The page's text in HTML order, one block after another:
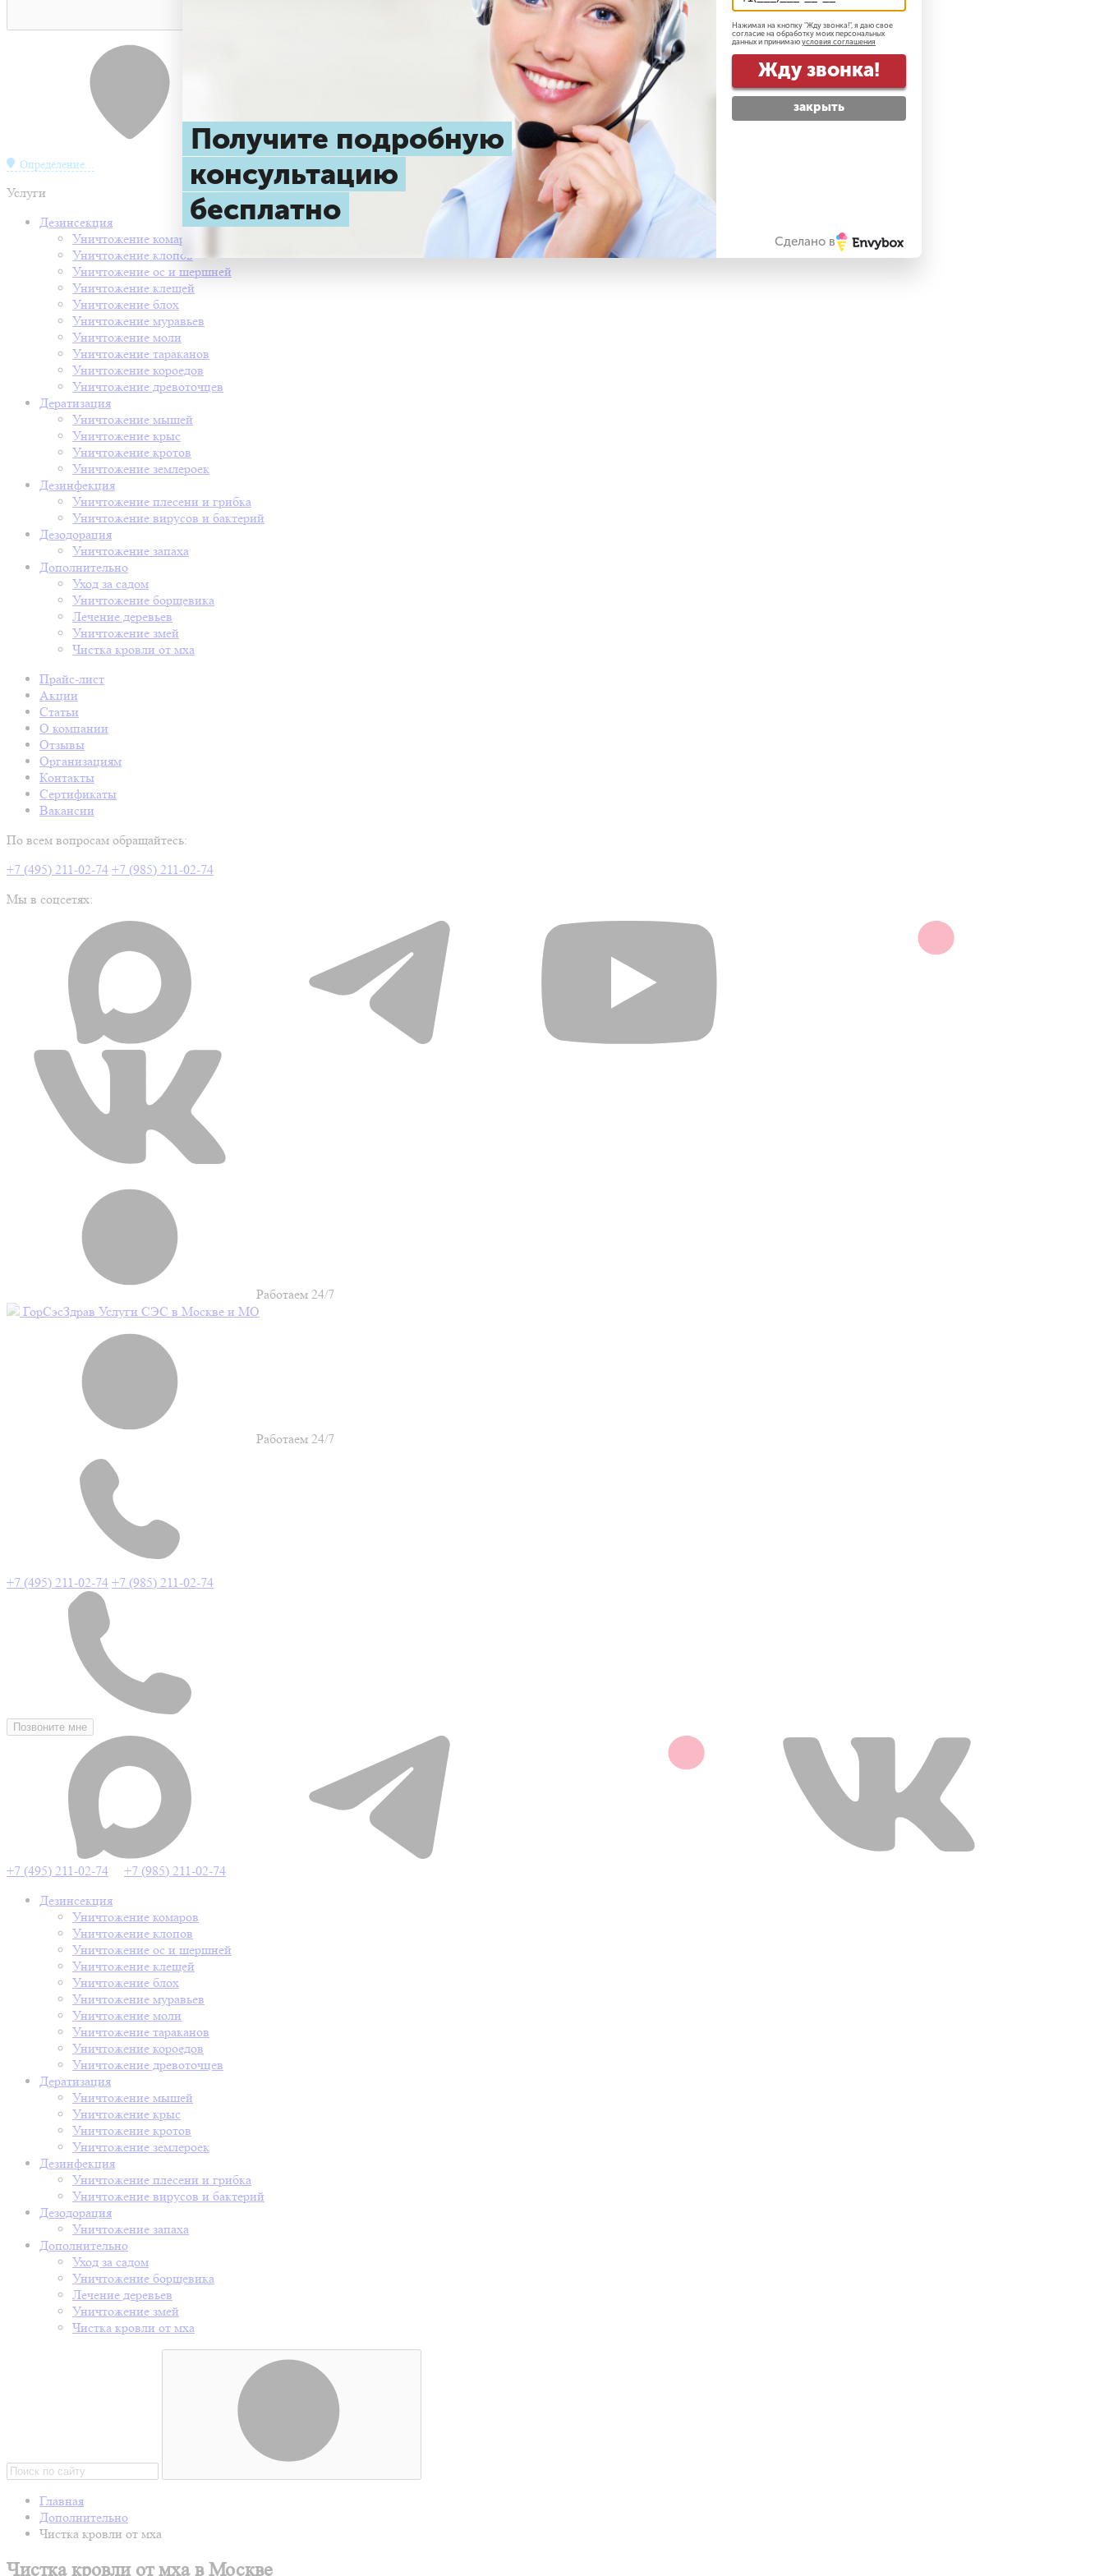
Определение...
Услуги
Дезинсекция
Уничтожение комаров
Уничтожение клопов
Уничтожение ос и шершней
Уничтожение клещей
Уничтожение блох
Уничтожение муравьев
Уничтожение моли
Уничтожение тараканов
Уничтожение короедов
Уничтожение древоточцев
Дератизация
Уничтожение мышей
Уничтожение крыс
Уничтожение кротов
Уничтожение землероек
Дезинфекция
Уничтожение плесени и грибка
Уничтожение вирусов и бактерий
Дезодорация
Уничтожение запаха
Дополнительно
Уход за садом
Уничтожение борщевика
Лечение деревьев
Уничтожение змей
Чистка кровли от мха
Прайс-лист
Акции
Статьи
О компании
Отзывы
Организациям
Контакты
Сертификаты
Вакансии
По всем вопросам обращайтесь:
+7 (495) 211-02-74 +7 (985) 211-02-74
Мы в соцсетях:
Работаем 24/7
ГорСэсЗдрав Услуги СЭС в Москве и МО
Работаем 24/7
+7 (495) 211-02-74 +7 (985) 211-02-74
Позвоните мне
+7 (495) 211-02-74
+7 (985) 211-02-74
Дезинсекция
Уничтожение комаров
Уничтожение клопов
Уничтожение ос и шершней
Уничтожение клещей
Уничтожение блох
Уничтожение муравьев
Уничтожение моли
Уничтожение тараканов
Уничтожение короедов
Уничтожение древоточцев
Дератизация
Уничтожение мышей
Уничтожение крыс
Уничтожение кротов
Уничтожение землероек
Дезинфекция
Уничтожение плесени и грибка
Уничтожение вирусов и бактерий
Дезодорация
Уничтожение запаха
Дополнительно
Уход за садом
Уничтожение борщевика
Лечение деревьев
Уничтожение змей
Чистка кровли от мха
Главная
Дополнительно
Чистка кровли от мха
Чистка кровли от мха в Москве
Получите подробную
консультацию
бесплатно
Нажимая на кнопку "Жду звонка!", я даю свое
согласие на обработку моих персональных
данных и принимаю условия соглашения
Жду звонка!
закрыть
Сделано в